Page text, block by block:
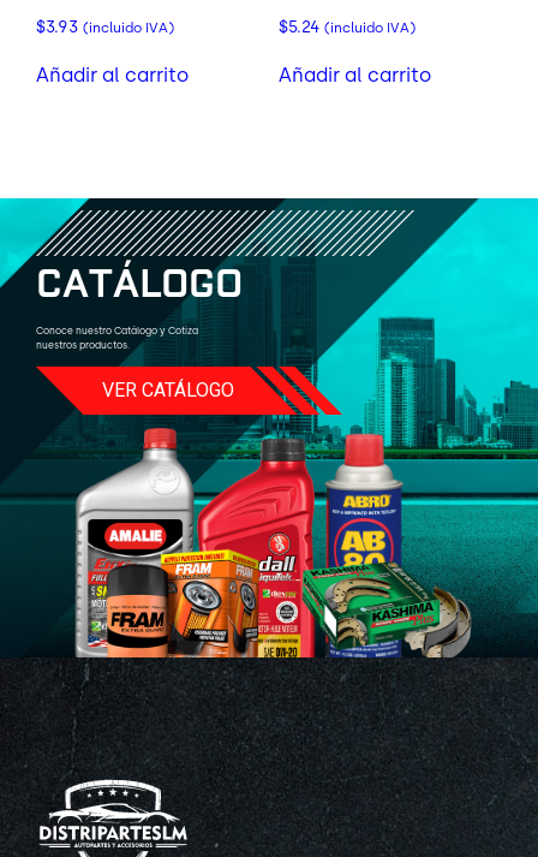
$3.93 (incluido IVA)
Añadir al carrito
$5.24 (incluido IVA)
Añadir al carrito
CATÁLOGO
Conoce nuestro Catálogo y Cotiza
nuestros productos.
VER CATÁLOGO